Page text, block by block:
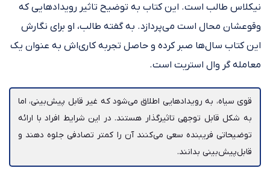
نیکلاس طالب است. این کتاب به توضیح تاثیر رویدادهایی که
وقوعشان محال است می‌پردازد. به گفته طالب، او برای نگارش
این کتاب سال‌ها صبر کرده و حاصل تجربه کاری‌اش به عنوان یک
معامله گر وال استریت است.
قوی سیاه، به رویدادهایی اطلاق می‌شود که غیر قابل پیش‌بینی‌، اما
به شکل قابل توجهی تاثیرگذار هستند. در این شرایط افراد با ارائه
توضیحاتی فریبنده سعی می‌کنند آن را کمتر تصادفی جلوه دهند و
قابل‌پیش‌بینی‌ بدانند.